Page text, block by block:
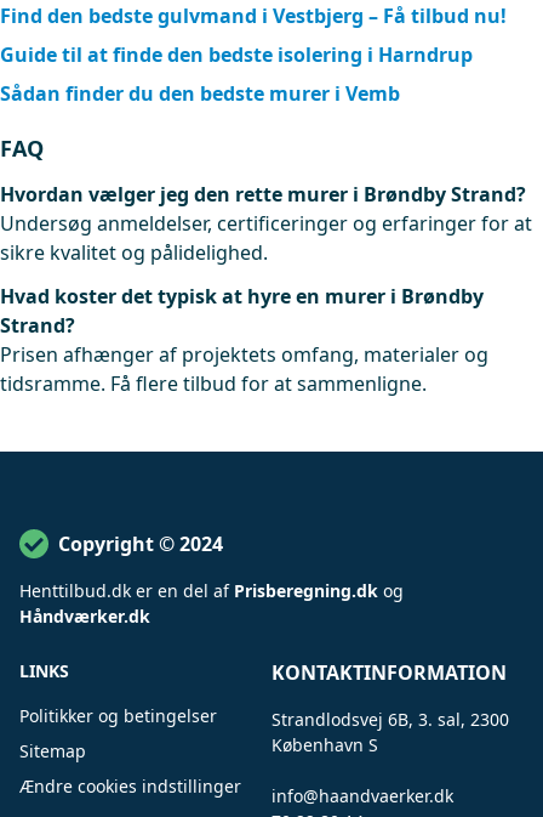
Find den bedste gulvmand i Vestbjerg – Få tilbud nu!
Guide til at finde den bedste isolering i Harndrup
Sådan finder du den bedste murer i Vemb
FAQ
Hvordan vælger jeg den rette murer i Brøndby Strand?
Undersøg anmeldelser, certificeringer og erfaringer for at
sikre kvalitet og pålidelighed.
Hvad koster det typisk at hyre en murer i Brøndby
Strand?
Prisen afhænger af projektets omfang, materialer og
tidsramme. Få flere tilbud for at sammenligne.
Copyright © 2024
Henttilbud.dk er en del af Prisberegning.dk og
Håndværker.dk
LINKS
Politikker og betingelser
Sitemap
Ændre cookies indstillinger
KONTAKTINFORMATION
Strandlodsvej 6B, 3. sal, 2300
København S
info@haandvaerker.dk